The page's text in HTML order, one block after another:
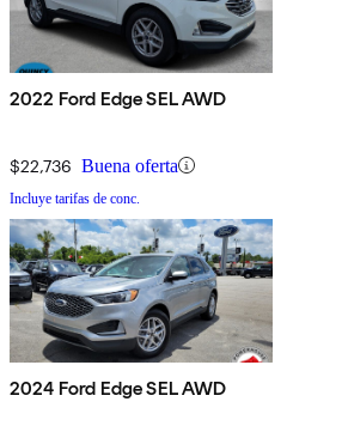
2022 Ford Edge SEL AWD
$22,736 Buena oferta
Incluye tarifas de conc.
2024 Ford Edge SEL AWD